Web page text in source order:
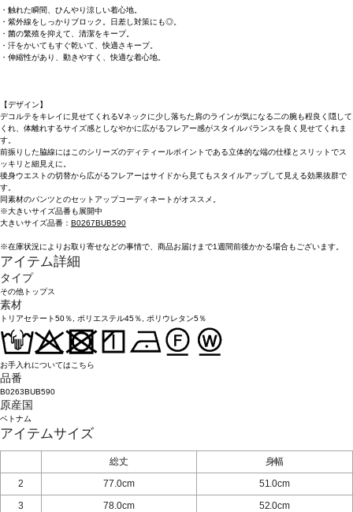
・触れた瞬間、ひんやり涼しい着心地。
・紫外線をしっかりブロック。日差し対策にも◎。
・菌の繁殖を抑えて、清潔をキープ。
・汗をかいてもすぐ乾いて、快適さキープ。
・伸縮性があり、動きやすく、快適な着心地。
【デザイン】
デコルテをキレイに見せてくれるVネックに少し落ちた肩のラインが気になる二の腕も程良く隠して
くれ、体離れするサイズ感としなやかに広がるフレアー感がスタイルバランスを良く見せてくれま
す。
前振りした脇線にはこのシリーズのディティールポイントである立体的な端の仕様とスリットでス
ッキリと細見えに。
後身ウエストの切替から広がるフレアーはサイドから見てもスタイルアップして見える効果抜群で
す。
同素材のパンツとのセットアップコーディネートがオススメ。
※大きいサイズ品番も展開中
大きいサイズ品番： B0267BUB590
※在庫状況によりお取り寄せなどの事情で、商品お届けまで1週間前後かかる場合もございます。
アイテム詳細
タイプ
その他トップス
素材
トリアセテート50％, ポリエステル45％, ポリウレタン5％
お手入れについてはこちら
品番
B0263BUB590
原産国
ベトナム
アイテムサイズ
総丈
身幅
2
77.0cm
51.0cm
3
78.0cm 52.0cm